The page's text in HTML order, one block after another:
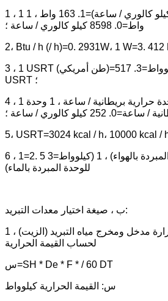
1 ، 1 كيلو كالوري / ساعة (كيلو كالوري / ساعة)=1. 163 واط ، 1
واط=0. 8598 كيلو كالوري / ساعة ؛
3 ، 1 USRT (طن أمريكي)=كيلوواط== 0. 28434 كيلوواط=3. 517
USRT ؛
4 ، 1 كيلو كالوري / ساعة=وحدة حرارية بريطانية / ساعة ، 1 وحدة
252 كيلو كالوري / ساعة ؛
6 ، 1=2. 5 كيلوواط (للوحدات المبردة بالهواء) ، 1 (كيلوواط=3
للوحدة المبردة بالماء)
ب ، صيغة اختيار معدات التبريد:
1 ، من خلال اختلاف درجة حرارة مدخل ومخرج مياه التبريد (الزيت)
لحساب القيمة الحرارية
س=SH * De * F * / 60 DT
س: القيمة الحرارية كيلوواط